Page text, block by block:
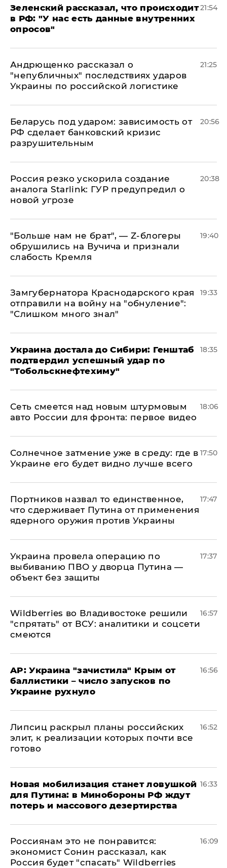
​Зеленский рассказал, что происходит
в РФ: "У нас есть данные внутренних
опросов"
21:54
Андрющенко рассказал о
"непубличных" последствиях ударов
Украины по российской логистике
21:25
Беларусь под ударом: зависимость от
РФ сделает банковский кризис
разрушительным
20:56
​Россия резко ускорила создание
аналога Starlink: ГУР предупредил о
новой угрозе
20:38
​"Больше нам не брат", — Z-блогеры
обрушились на Вучича и признали
слабость Кремля
19:40
Замгубернатора Краснодарского края
отправили на войну на "обнуление":
"Слишком много знал"
19:33
Украина достала до Сибири: Генштаб
подтвердил успешный удар по
"Тобольскнефтехиму"
18:35
Сеть смеется над новым штурмовым
авто России для фронта: первое видео
18:06
​Солнечное затмение уже в среду: где в
Украине его будет видно лучше всего
17:50
Портников назвал то единственное,
что сдерживает Путина от применения
ядерного оружия против Украины
17:47
Украина провела операцию по
выбиванию ПВО у дворца Путина —
объект без защиты
17:37
Wildberries во Владивостоке решили
"спрятать" от ВСУ: аналитики и соцсети
смеются
16:57
AP: Украина "зачистила" Крым от
баллистики – число запусков по
Украине рухнуло
16:56
Липсиц раскрыл планы российских
элит, к реализации которых почти все
готово
16:52
​Новая мобилизация станет ловушкой
для Путина: в Минобороны РФ ждут
потерь и массового дезертирства
16:33
Россиянам это не понравится:
экономист Сонин рассказал, как
Россия будет "спасать" Wildberries
16:09